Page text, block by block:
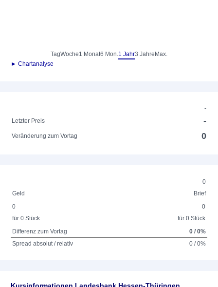
TagWoche1 Monat6 Mon.1 Jahr3 Jahre Max.
► Chartanalyse
-
Letzter Preis
-
Veränderung zum Vortag 0
0
Geld
Brief
0
für 0 Stück
0
für 0 Stück
Differenz zum Vortag
0 / 0%
Spread absolut / relativ
0 / 0%